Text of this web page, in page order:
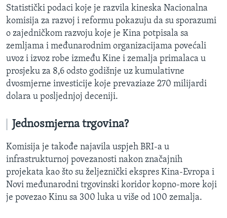
Statistički podaci koje je razvila kineska Nacionalna
komisija za razvoj i reformu pokazuju da su sporazumi
o zajedničkom razvoju koje je Kina potpisala sa
zemljama i međunarodnim organizacijama povećali
uvoz i izvoz robe između Kine i zemalja primalaca u
prosjeku za 8,6 odsto godišnje uz kumulativne
dvosmjerne investicije koje prevaziaze 270 milijardi
dolara u posljednjoj deceniji.
Jednosmjerna trgovina?
Komisija je takođe najavila uspjeh BRI-a u
infrastrukturnoj povezanosti nakon značajnih
projekata kao što su željeznički ekspres Kina-Evropa i
Novi međunarodni trgovinski koridor kopno-more koji
je povezao Kinu sa 300 luka u više od 100 zemalja.